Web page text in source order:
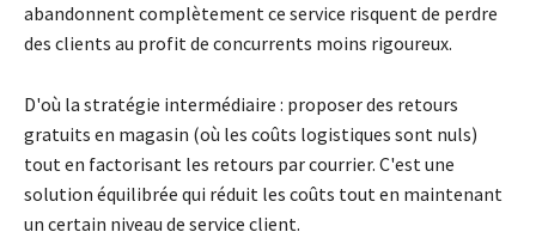
abandonnent complètement ce service risquent de perdre
des clients au profit de concurrents moins rigoureux.
D'où la stratégie intermédiaire : proposer des retours
gratuits en magasin (où les coûts logistiques sont nuls)
tout en factorisant les retours par courrier. C'est une
solution équilibrée qui réduit les coûts tout en maintenant
un certain niveau de service client.